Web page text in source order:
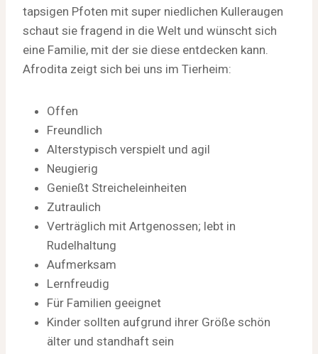
tapsigen Pfoten mit super niedlichen Kulleraugen
schaut sie fragend in die Welt und wünscht sich
eine Familie, mit der sie diese entdecken kann.
Afrodita zeigt sich bei uns im Tierheim:
Offen
Freundlich
Alterstypisch verspielt und agil
Neugierig
Genießt Streicheleinheiten
Zutraulich
Verträglich mit Artgenossen; lebt in
Rudelhaltung
Aufmerksam
Lernfreudig
Für Familien geeignet
Kinder sollten aufgrund ihrer Größe schön
älter und standhaft sein